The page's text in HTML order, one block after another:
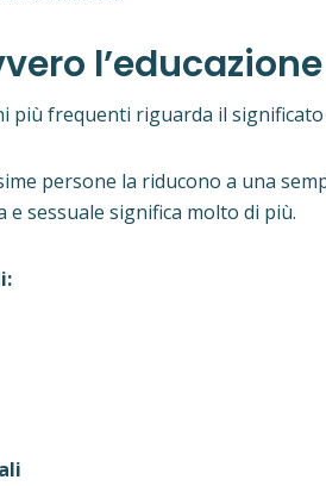
più frequenti riguarda il
persone la riducono a una
e sessuale significa molto di più.